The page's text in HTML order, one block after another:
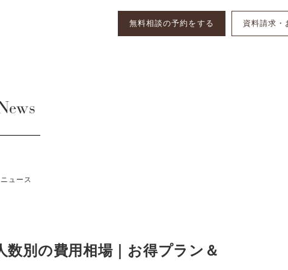
無料相談の予約をする 資料請求・
ニュース
数別の費用相場｜お得プラン＆